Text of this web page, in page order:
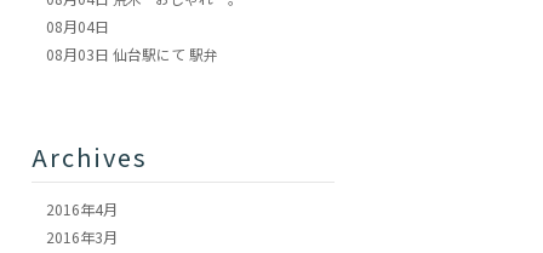
08月04日
08月03日 仙台駅にて 駅弁
Archives
2016年4月
2016年3月